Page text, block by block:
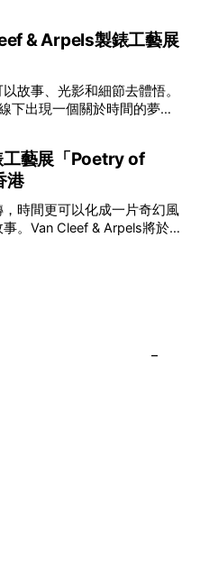
呈獻，以共融藝術為核心，
地的優秀節目，更致力於在
。今年更首度與本地兩大旗
的作品《遊延》及《弦上光
話，擦下多元藝術下的流動
「無限亮」
共融角度重新思索「差異」
性的一部分。每人皆擁有
生活、一齊創作、互相啟
2026精彩
2月28日至3月1日：
& Arpels製錶工藝展
故事、光影和細節去體悟。
下出現一個關於時間的夢幻
家把一貫低調精緻的製錶語
讓時間不只是腕上的個人物
旅程。 在碼頭打開
& Arpels的腕錶從來不是
腕上的動人故事。 世家以
，讓每一枚腕錶都超越單純
間凝結成可以反覆閱讀的畫
題展區都有精美的佈置回應
工藝展「Poetry of
港
時間更可以化成一片奇幻風
。Van Cleef & Arpels將於1
故事、詩意星象、迷人自然
。2010年，Van Cleef &
de Genève）中獲獎的
機械浪漫，讓時間不再是抽
並未完結，2025年推出的